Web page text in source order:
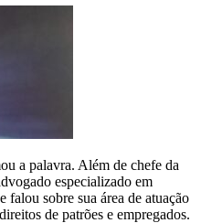
a palavra. Além de chefe da
especializado em
sobre sua área de atuação
de patrões e empregados.